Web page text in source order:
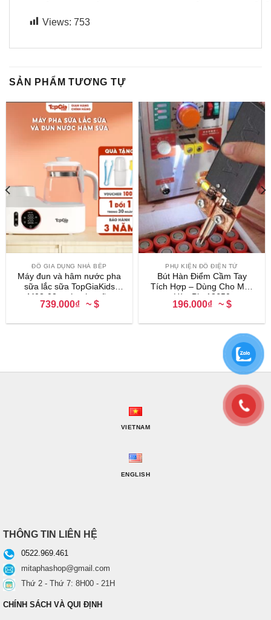
Views: 753
SẢN PHẨM TƯƠNG TỰ
ĐỒ GIA DỤNG NHÀ BẾP
Máy đun và hâm nước pha
sữa lắc sữa TopGiaKids
M03-02, máy pha sữa
TopGia giữ nhiệt 48 giờ, BH
739.000₫ ~ $
PHỤ KIỆN ĐỒ ĐIỆN TỬ
Bút Hàn Điểm Cầm Tay
Tích Hợp – Dùng Cho Máy
Hàn Pin 18650
196.000₫ ~ $
VIETNAM
ENGLISH
THÔNG TIN LIÊN HỆ
0522.969.461
mitaphashop@gmail.com
Thứ 2 - Thứ 7: 8H00 - 21H
CHÍNH SÁCH VÀ QUI ĐỊNH